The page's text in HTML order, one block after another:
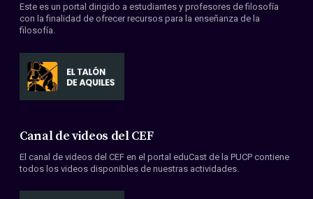
Convenios
Este es un portal dirigido a estudiantes y profesores de filosofía
con la finalidad de ofrecer recursos para la enseñanza de la
filosofía.
Canal de videos del CEF
El canal de videos del CEF en el portal eduCast de la PUCP contiene
todos los videos disponibles de nuestras actividades.